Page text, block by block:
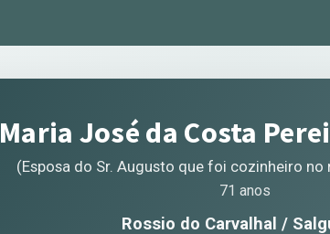
Maria José da Costa
(Esposa do Sr. Augusto que foi cozinheiro no
71 anos
Rossio do Carvalhal /